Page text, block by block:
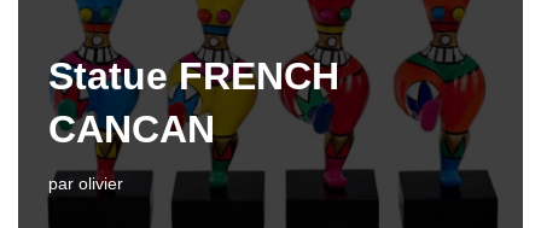
Statue FRENCH
CANCAN
par olivier